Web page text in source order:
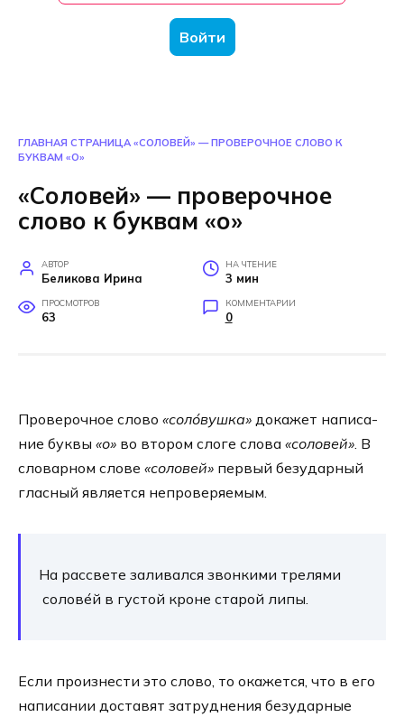
Войти
ГЛАВНАЯ СТРАНИЦА «СОЛОВЕЙ» — ПРОВЕРОЧНОЕ СЛОВО К
БУКВАМ «О»
«Соловей» — проверочное
слово к буквам «о»
АВТОР
Беликова Ирина
НА ЧТЕНИЕ
3 мин
ПРОСМОТРОВ
63
КОММЕНТАРИИ
0
Проверочное сло­во «соло́вушка» дока­жет напи­са­
ние бук­вы «о» во вто­ром сло­ге сло­ва «соло­вей» . В
сло­вар­ном сло­ве «соло­вей» пер­вый без­удар­ный
глас­ный явля­ет­ся непро­ве­ря­е­мым.
На рас­све­те зали­вал­ся звон­ки­ми тре­ля­ми
солове́й в густой кроне ста­рой липы.
Если про­из­не­сти это сло­во, то ока­жет­ся, что в его
напи­са­нии доста­вят затруд­не­ния без­удар­ные